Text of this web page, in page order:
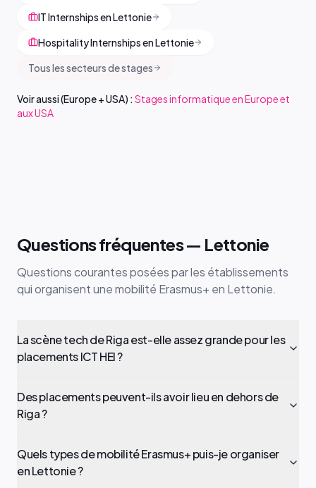
IT Internships en Lettonie
Hospitality Internships en Lettonie
Tous les secteurs de stages
Voir aussi (Europe + USA) : Stages informatique en Europe et
aux USA
Questions fréquentes — Lettonie
Questions courantes posées par les établissements
qui organisent une mobilité Erasmus+ en Lettonie.
La scène tech de Riga est-elle assez grande pour les
placements ICT HEI ?
Des placements peuvent-ils avoir lieu en dehors de
Riga ?
Quels types de mobilité Erasmus+ puis-je organiser
en Lettonie ?